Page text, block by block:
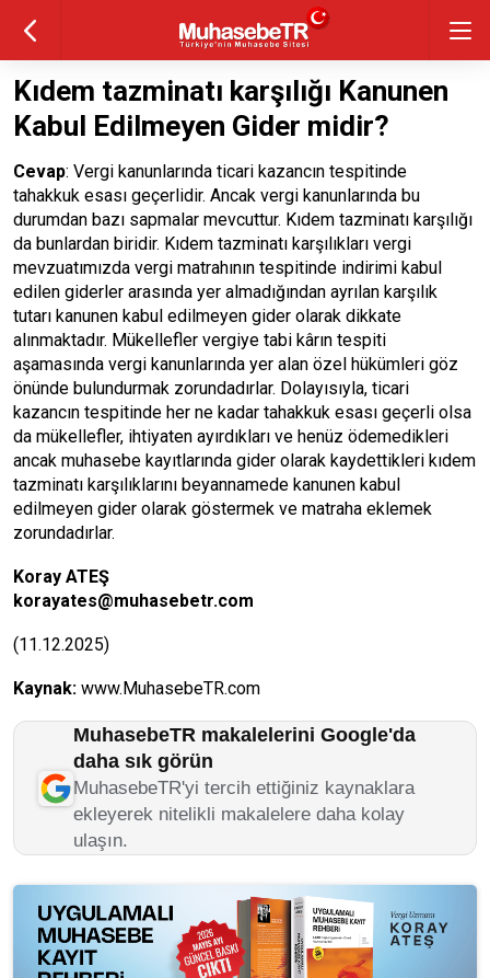
Kıdem tazminatı karşılığı Kanunen
Kabul Edilmeyen Gider midir?
Cevap: Vergi kanunlarında ticari kazancın tespitinde
tahakkuk esası geçerlidir. Ancak vergi kanunlarında bu
durumdan bazı sapmalar mevcuttur. Kıdem tazminatı karşılığı
da bunlardan biridir. Kıdem tazminatı karşılıkları vergi
mevzuatımızda vergi matrahının tespitinde indirimi kabul
edilen giderler arasında yer almadığından ayrılan karşılık
tutarı kanunen kabul edilmeyen gider olarak dikkate
alınmaktadır. Mükellefler vergiye tabi kârın tespiti
aşamasında vergi kanunlarında yer alan özel hükümleri göz
önünde bulundurmak zorundadırlar. Dolayısıyla, ticari
kazancın tespitinde her ne kadar tahakkuk esası geçerli olsa
da mükellefler, ihtiyaten ayırdıkları ve henüz ödemedikleri
ancak muhasebe kayıtlarında gider olarak kaydettikleri kıdem
tazminatı karşılıklarını beyannamede kanunen kabul
edilmeyen gider olarak göstermek ve matraha eklemek
zorundadırlar.
Koray ATEŞ
korayates@muhasebetr.com
(11.12.2025)
Kaynak: www.MuhasebeTR.com
MuhasebeTR makalelerini Google'da
daha sık görün
MuhasebeTR'yi tercih ettiğiniz kaynaklara
ekleyerek nitelikli makalelere daha kolay
ulaşın.